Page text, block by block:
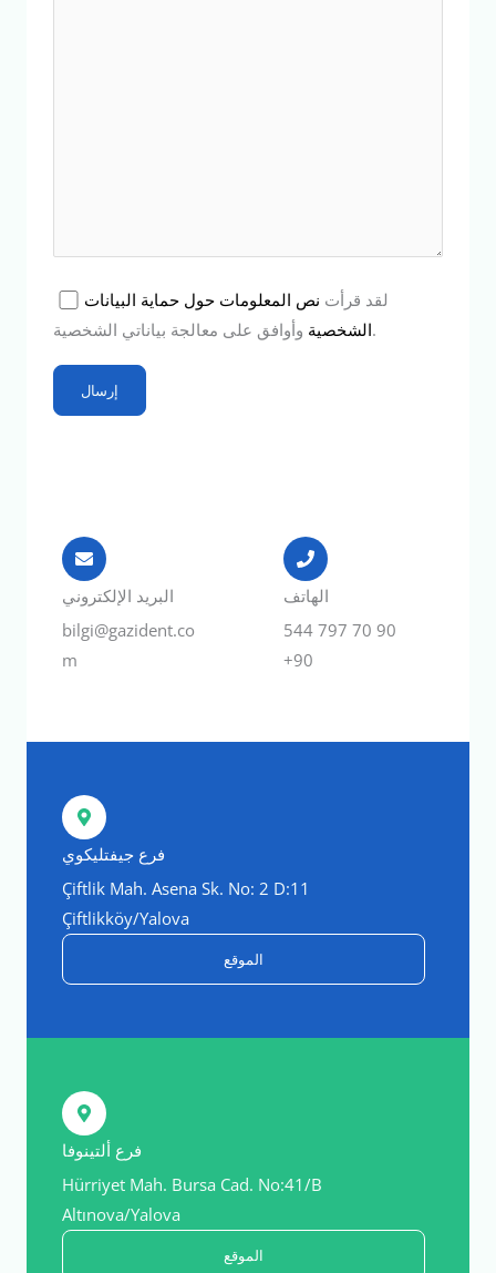
لقد قرأت نص المعلومات حول حماية البيانات
الشخصيةوأوافق على معالجة بياناتي الشخصية.
الهاتف
90 70 797 544
90+
البريد الإلكتروني
bilgi@gazident.co
m
فرع جيفتليكوي
Çiftlik Mah. Asena Sk. No: 2 D:11
Çiftlikköy/Yalova
الموقع
فرع ألتينوفا
Hürriyet Mah. Bursa Cad. No:41/B
Altınova/Yalova
الموقع